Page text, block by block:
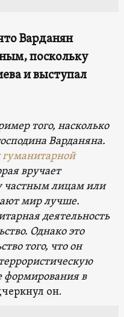
Варданян
поскольку
и выступал
того, насколько
Варданяна.
гуманитарной
вручает
частным лицам или
мир лучше.
деятельность
Однако это
того, что он
формирования в
он.